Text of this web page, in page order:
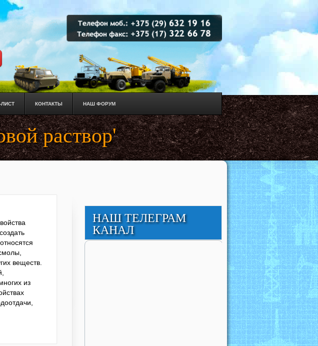
ЛИСТ КОНТАКТЫ НАШ ФОРУМ
раствор'
веществ.
из
НАШ ТЕЛЕГРАМ
КАНАЛ